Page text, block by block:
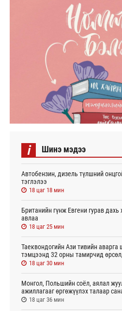
i Шинэ мэдээ
Автобензин, дизель түлшний
тэглэлээ
18 цаг 18 мин
Британийн гүнж Евгени гурав
авлаа
18 цаг 25 мин
Таеквондогийн Ази тивийн аварга
тэмцээнд 32 орны тамирчид
18 цаг 30 мин
Монгол, Польшийн соёл, аялал
ажиллагааг өргөжүүлэх талаар
18 цаг 36 мин